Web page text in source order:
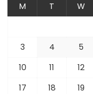
M T W
3
4 5
10
11 12
17
18 19